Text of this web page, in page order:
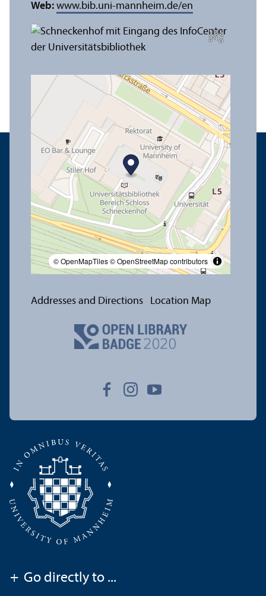
C
r
e
di
t:
A
n
n
a
L
o
g
u
e
© OpenMapTiles© OpenStreetMap contributors
Web: www.bib.uni-mannheim.de/en
Addresses and Directions Location Map
+ Go directly to ...